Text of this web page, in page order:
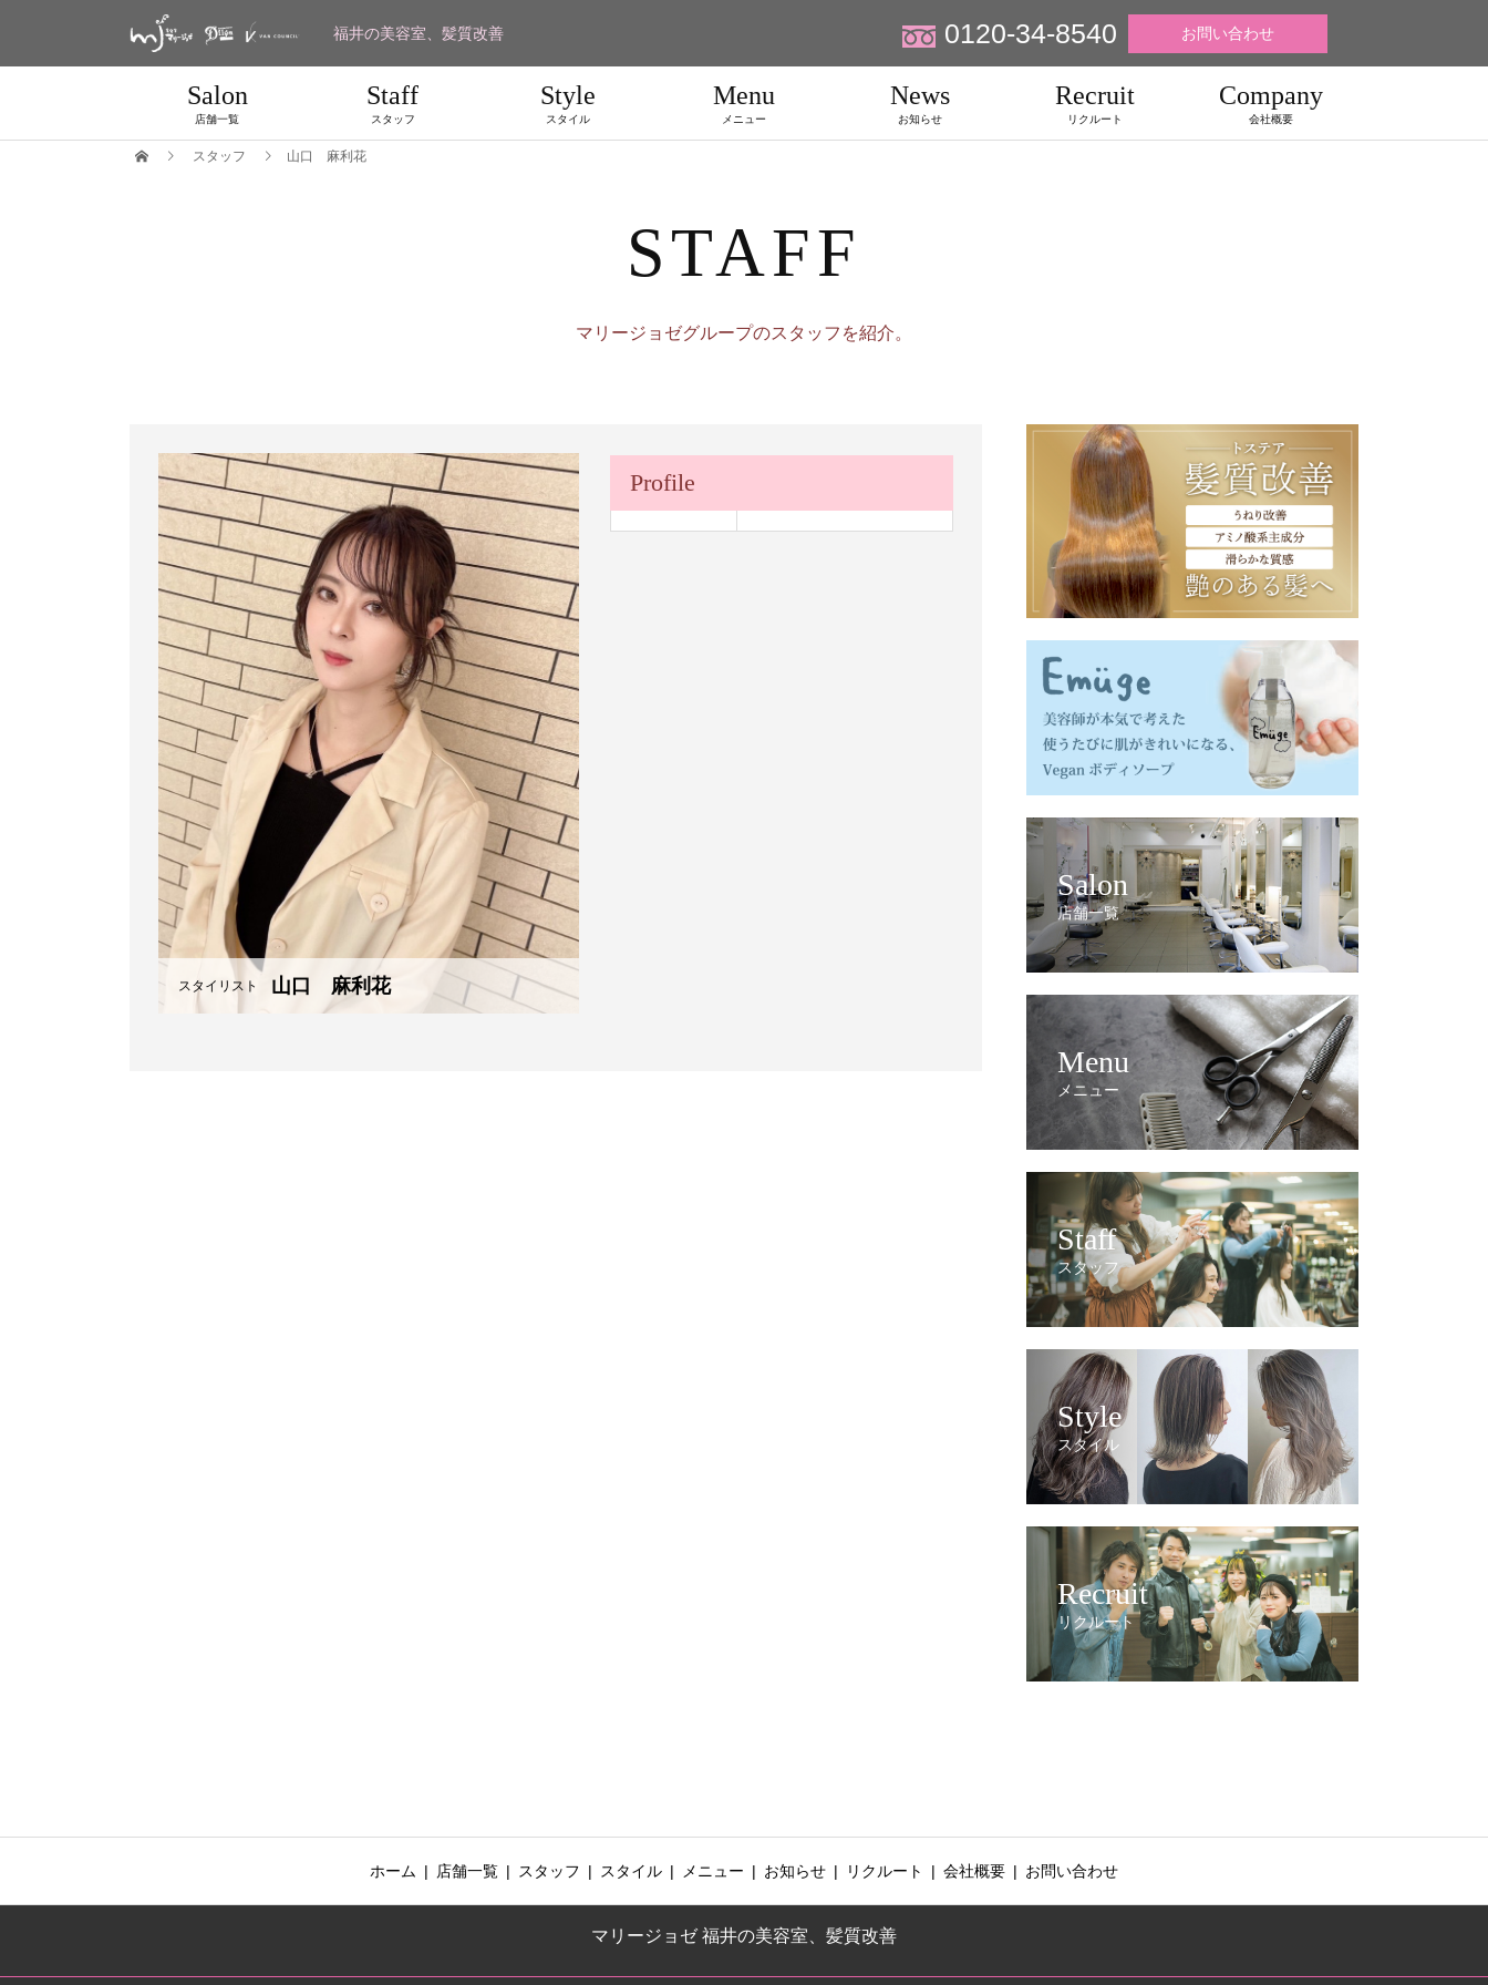
福井の美容室、髪質改善 0120-34-8540 お問い合わせ
Salon
店舗一覧
Staff
スタッフ
Style
スタイル
Menu
メニュー
News
お知らせ
Recruit
リクルート
Company
会社概要
スタッフ 山口 麻利花
STAFF
マリージョゼグループのスタッフを紹介。
スタイリスト 山口 麻利花
Profile
Salon
店舗一覧
Menu
メニュー
Staff
スタッフ
Style
スタイル
Recruit
リクルート
ホーム 店舗一覧 スタッフ スタイル メニュー お知らせ リクルート 会社概要 お問い合わせ
マリージョゼ 福井の美容室、髪質改善